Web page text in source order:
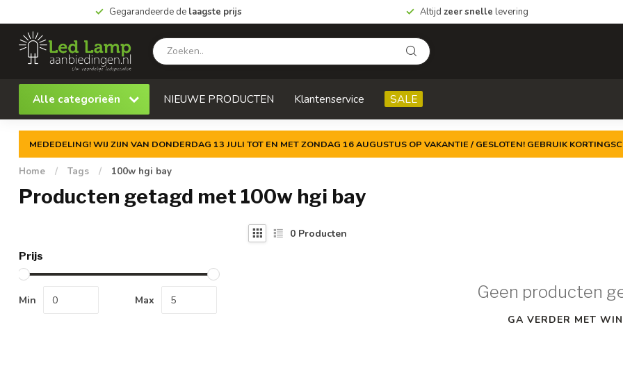
Gegarandeerde de laagste prijs Altijd zeer snelle levering
Alle categorieën NIEUWE PRODUCTEN Klantenservice SALE
MEDEDELING! WIJ ZIJN VAN DONDERDAG 13 JULI TOT EN MET ZONDAG 16 AUGUSTUS OP VAKANTIE / GESLOTEN! GEBRUIK
Home / Tags / 100w hgi bay
Producten getagd met 100w hgi bay
Prijs
Min Max
0 Producten
Geen producten
GA VERDER MET